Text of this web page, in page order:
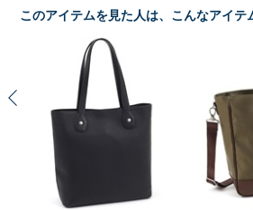
このアイテムを見た人は、こんなアイテ